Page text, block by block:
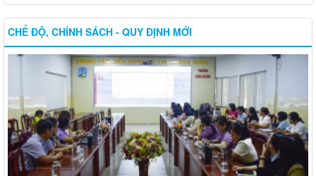
CHẾ ĐỘ, CHÍNH SÁCH - QUY ĐỊNH MỚI